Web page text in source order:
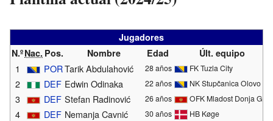
Jugadores
N.ºNac. Pos. Nombre Edad Últ. equipo
1 PORTarik Abdulahović 28 años FK Tuzla City
2 DEF Edwin Odinaka 22 años NK Stupčanica Olovo
3 DEF Stefan Radinović 26 años OFK Mladost Donja
4 DEF Nemanja Cavnić 30 años HB Køge